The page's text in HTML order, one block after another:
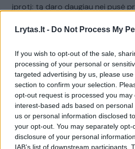
Lrytas.lt - Do Not Process My
If you wish to opt-out of the sale,
processing of your personal or
targeted advertising by us, please
section to confirm your selection.
opt-out request is processed you may
interest-based ads based on
us or personal information disclosed
your opt-out. You may separately
disclosure of your personal
IAB’s list of downstream participants.
įprotį: tą daro daugiau nei pusė
Visi įrašai
Žiūrimiausi
Vaizdai iš tragiškos avarijos